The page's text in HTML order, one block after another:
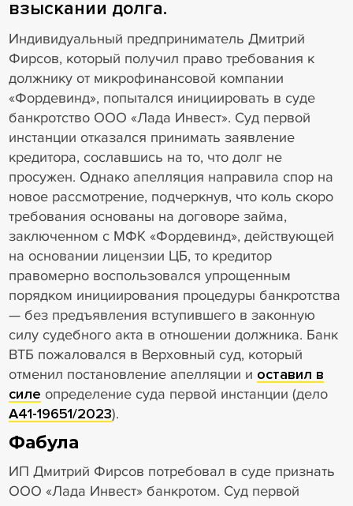
взыскании долга.
Индивидуальный предприниматель Дмитрий
Фирсов, который получил право требования к
должнику от микрофинансовой компании
«Фордевинд», попытался инициировать в суде
банкротство ООО «Лада Инвест». Суд первой
инстанции отказался принимать заявление
кредитора, сославшись на то, что долг не
просужен. Однако апелляция направила спор на
новое рассмотрение, подчеркнув, что коль скоро
требования основаны на договоре займа,
заключенном с МФК «Фордевинд», действующей
на основании лицензии ЦБ, то кредитор
правомерно воспользовался упрощенным
порядком инициирования процедуры банкротства
— без предъявления вступившего в законную
силу судебного акта в отношении должника. Банк
ВТБ пожаловался в Верховный суд, который
отменил постановление апелляции и оставил в
силе определение суда первой инстанции (дело
А41-19651/2023).
Фабула
ИП Дмитрий Фирсов потребовал в суде признать
ООО «Лада Инвест» банкротом. Суд первой